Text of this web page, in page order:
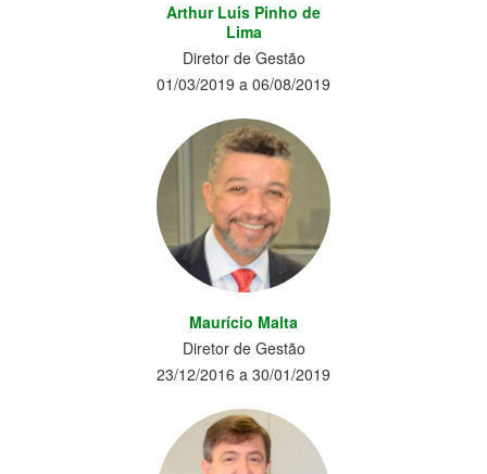
Arthur Luis Pinho de
Lima
Diretor de Gestão
01/03/2019 a 06/08/2019
Maurício Malta
Diretor de Gestão
23/12/2016 a 30/01/2019